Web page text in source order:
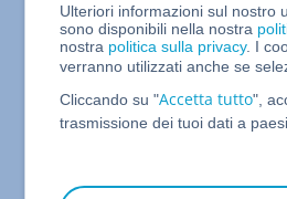
Invii una newsletter le
contrassegnate come
Il server viene utilizzato
da terze parti.
Ulteriori informazioni sul nostro
sono disponibili nella nostra
nostra politica sulla privacy. I
verranno utilizzati anche se
Cliccando su "Accetta tutto",
trasmissione dei tuoi dati a